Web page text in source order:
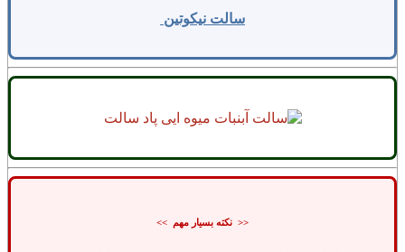
سالت نیکوتین
<< نکته بسیار مهم >>